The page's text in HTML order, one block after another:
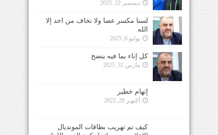
ديسمبر 22, 2025
لسنا مكسر عصا ولا نخاف من احد إلا
الله
يوليو 6, 2025
كل إناء بما فيه ينضح
مارس 31, 2025
إتهام خطير
أكتوبر 28, 2022
كيف تم تهريب بطاقات المونديال